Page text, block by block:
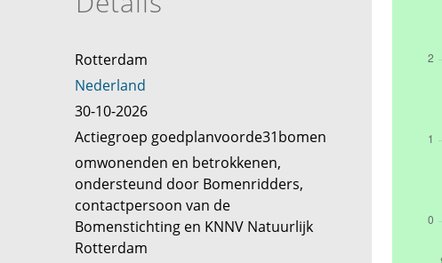
Rotterdam
Nederland
30-10-2026
Actiegroep goedplanvoorde31bomen
omwonenden en betrokkenen,
ondersteund door Bomenridders,
contactpersoon van de
Bomenstichting en KNNV Natuurlijk
Rotterdam